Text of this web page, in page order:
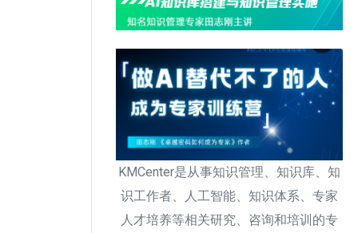
KMCenter是从事知识管理、知识库、知
识工作者、人工智能、知识体系、专家
人才培养等相关研究、咨询和培训的专